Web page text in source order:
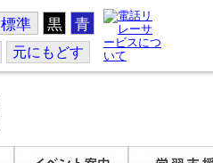
標準 黒 青
元にもどす